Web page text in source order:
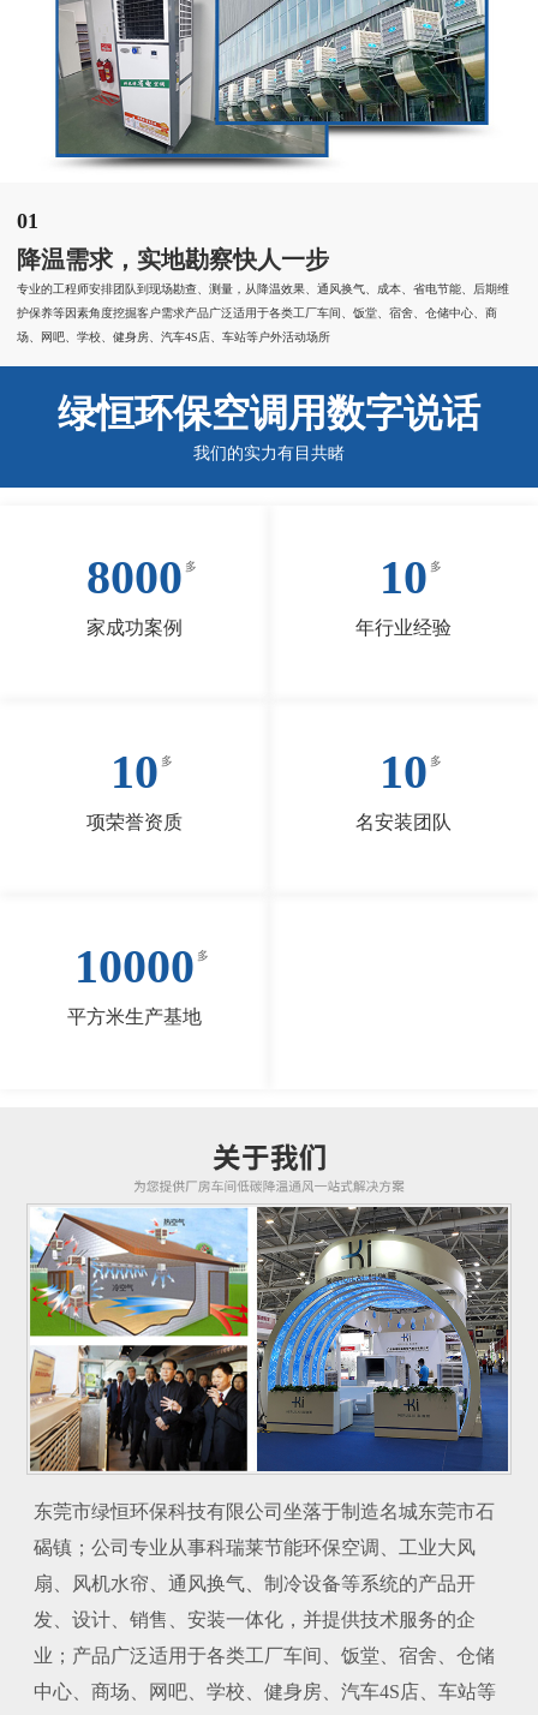
01
降温需求，实地勘察快人一步
专业的工程师安排团队到现场勘查、测量，从降温效果、通风换气、成本、省电节能、后期维
护保养等因素角度挖掘客户需求产品广泛适用于各类工厂车间、饭堂、宿舍、仓储中心、商
场、网吧、学校、健身房、汽车4S店、车站等户外活动场所
绿恒环保空调用数字说话
我们的实力有目共睹
8000
家成功案例
10
年行业经验
10
项荣誉资质
10
名安装团队
10000
平方米生产基地
东莞市绿恒环保科技有限公司坐落于制造名城东莞市石
碣镇；公司专业从事科瑞莱节能环保空调、工业大风
扇、风机水帘、通风换气、制冷设备等系统的产品开
发、设计、销售、安装一体化，并提供技术服务的企
业；产品广泛适用于各类工厂车间、饭堂、宿舍、仓储
中心、商场、网吧、学校、健身房、汽车4S店、车站等